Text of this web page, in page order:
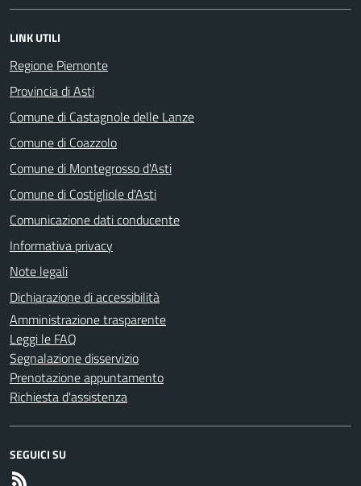
LINK UTILI
Regione Piemonte
Provincia di Asti
Comune di Castagnole delle Lanze
Comune di Coazzolo
Comune di Montegrosso d'Asti
Comune di Costigliole d'Asti
Comunicazione dati conducente
Informativa privacy
Note legali
Dichiarazione di accessibilità
Amministrazione trasparente
Leggi le FAQ
Segnalazione disservizio
Prenotazione appuntamento
Richiesta d'assistenza
SEGUICI SU